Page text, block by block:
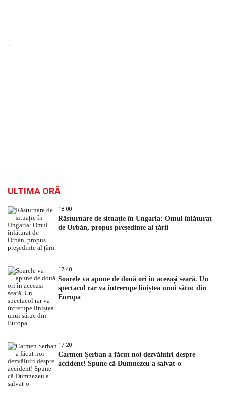
`
ULTIMA ORĂ
18:00
Răsturnare de situație în Ungaria: Omul înlăturat
de Orbán, propus președinte al țării
17:40
Soarele va apune de două ori în aceeași seară. Un
spectacol rar va întrerupe liniștea unui sătuc din
Europa
17:20
Carmen Șerban a făcut noi dezvăluiri despre
accident! Spune că Dumnezeu a salvat-o